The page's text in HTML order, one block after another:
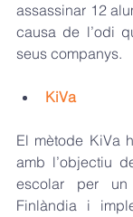
assassinar 12
causa de l’odi
seus companys.
KiVa
El mètode KiVa
amb l’objectiu
escolar per un
Finlàndia i